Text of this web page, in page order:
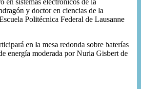
y doctor en ciencias de la
Politécnica Federal de Lausanne
en la mesa redonda sobre baterías
energía moderada por Nuria Gisbert de